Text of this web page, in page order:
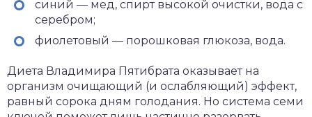
синий — мед, спирт высокой очистки, вода с
серебром;
фиолетовый — порошковая глюкоза, вода.
Диета Владимира Пятибрата оказывает на
организм очищающий (и ослабляющий) эффект,
равный сорока дням голодания. Но система семи